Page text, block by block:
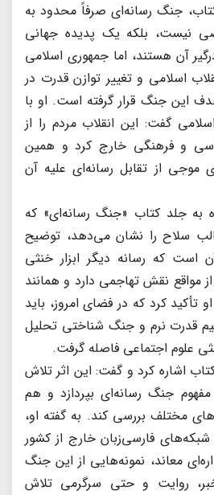
جنگ رسانه‌ای صرفاً محدود به
نیست، بلکه یک پدیده جهانی
آن هستند، اما جمهوری اسلامی
اسلامی و تغییر توازن قدرت در
این جنگ قرار گرفته است. او با
گفت: این انقلاب مردم را از
و فرهنگی خارج کرد و همین
از تقابل رسانه‌ای علیه آن
به جلد کتاب «جنگ رسانه‌ای» که
سلاح را نشان می‌دهد، توضیح
است که رسانه دیگر ابزار خنثی
مواقع نقش تهاجمی دارد و همانند
کرد که در فضای امروز، باید
قدرت نرم و جنگ شناختی تحلیل
علوم اجتماعی فاصله گرفت.
اشاره کرد و گفت: این اثر تلاش
جنگ رسانه‌ای بپردازد و هم
مختلف بررسی کند. به گفته او،
شبکه‌های فارسی‌زبان خارج از کشور
معاند، نمونه‌هایی از این جنگ
روایت و حتی سرگرمی تلاش